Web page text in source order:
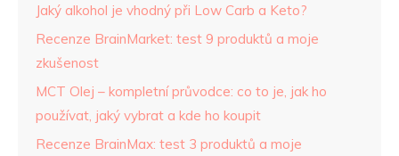
Jaký alkohol je vhodný při Low Carb a Keto?
Recenze BrainMarket: test 9 produktů a moje
zkušenost
MCT Olej – kompletní průvodce: co to je, jak ho
používat, jaký vybrat a kde ho koupit
Recenze BrainMax: test 3 produktů a moje